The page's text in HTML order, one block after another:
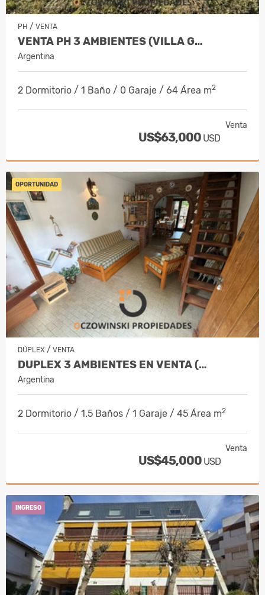
PH / VENTA
VENTA PH 3 AMBIENTES (VILLA G…
Argentina
2 Dormitorio / 1 Baño / 0 Garaje / 64 Área m2
Venta
US$63,000 USD
OPORTUNIDAD
DÚPLEX / VENTA
DUPLEX 3 AMBIENTES EN VENTA (…
Argentina
2 Dormitorio / 1.5 Baños / 1 Garaje / 45 Área m2
Venta
US$45,000 USD
INGRESO